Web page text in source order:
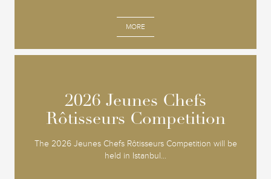
MORE
2026 Jeunes Chefs
Rôtisseurs Competition
The 2026 Jeunes Chefs Rôtisseurs Competition will be
held in Istanbul...
2026 Jeunes Chefs
Rôtisseurs Competition